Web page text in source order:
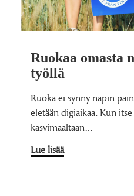
Ruokaa omasta
työllä
Ruoka ei synny napin
eletään digiaikaa. Kun
kasvimaaltaan…
Lue lisää